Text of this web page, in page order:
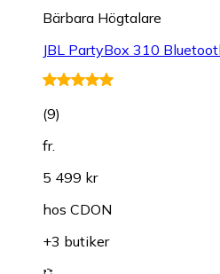
Bärbara Högtalare
JBL PartyBox 310
(9)
fr.
5 499 kr
hos CDON
+3 butiker